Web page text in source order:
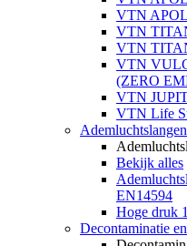
VTN
VTN
VTN
VTN
(ZERO
VTN
VTN Life
Ademluchtslangen
Bekijk alles
EN14594
Hoge druk
Decontaminatie